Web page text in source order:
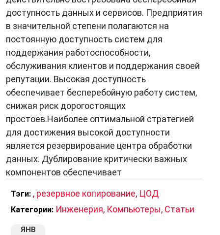
доступность данных и сервисов. Предприятия
в значительной степени полагаются на
постоянную доступность систем для
поддержания работоспособности,
обслуживания клиентов и поддержания своей
репутации. Высокая доступность
обеспечивает бесперебойную работу систем,
снижая риск дорогостоящих
простоев.Наиболее оптимальной стратегией
для достижения высокой доступности
является резервирование центра обработки
данных. Дублирование критически важных
компонентов обеспечивает
Тэги: , резервное копирование, ЦОД
Категории: Инженерия, Компьютеры, Статьи
ЯНВ